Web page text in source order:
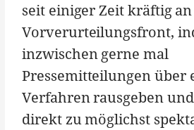
seit einiger Zeit kräftig
Vorverurteilungsfront,
inzwischen gerne mal
Pressemitteilungen über
Verfahren rausgeben
direkt zu möglichst